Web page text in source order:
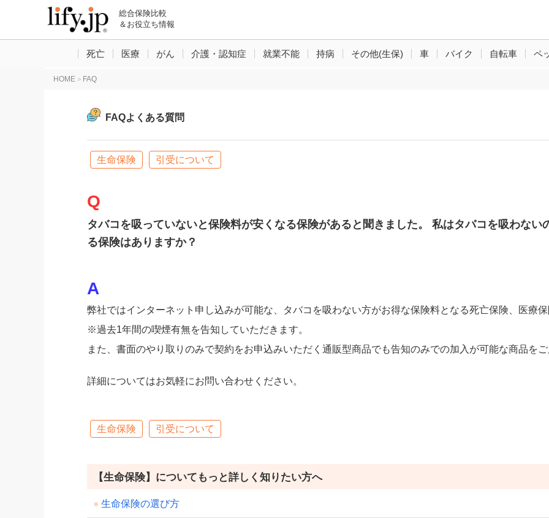
総合保険比較
＆お役立ち情報
死亡 医療 がん 介護・認知症 就業不能 持病 その他(生保) 車 バイク 自転車 ペ
HOME > FAQ
FAQよくある質問
生命保険 引受について
タバコを吸っていないと保険料が安くなる保険があると聞きました。 私はタバコを吸わな
る保険はありますか？
弊社ではインターネット申し込みが可能な、タバコを吸わない方がお得な保険料となる死亡保険、医療
※過去1年間の喫煙有無を告知していただきます。
また、書面のやり取りのみで契約をお申込みいただく通販型商品でも告知のみでの加入が可能な商品を
詳細についてはお気軽にお問い合わせください。
生命保険 引受について
【生命保険】についてもっと詳しく知りたい方へ
生命保険の選び方